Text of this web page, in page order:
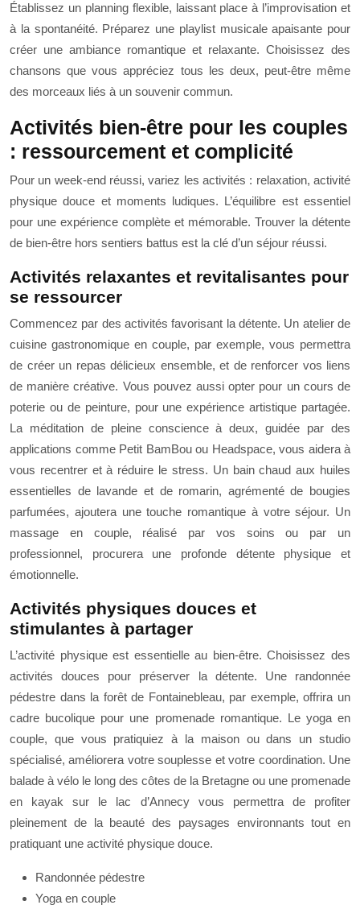
Établissez un planning flexible, laissant place à l’improvisation et
à la spontanéité. Préparez une playlist musicale apaisante pour
créer une ambiance romantique et relaxante. Choisissez des
chansons que vous appréciez tous les deux, peut-être même
des morceaux liés à un souvenir commun.
Activités bien-être pour les couples
: ressourcement et complicité
Pour un week-end réussi, variez les activités : relaxation, activité
physique douce et moments ludiques. L’équilibre est essentiel
pour une expérience complète et mémorable. Trouver la détente
de bien-être hors sentiers battus est la clé d’un séjour réussi.
Activités relaxantes et revitalisantes pour
se ressourcer
Commencez par des activités favorisant la détente. Un atelier de
cuisine gastronomique en couple, par exemple, vous permettra
de créer un repas délicieux ensemble, et de renforcer vos liens
de manière créative. Vous pouvez aussi opter pour un cours de
poterie ou de peinture, pour une expérience artistique partagée.
La méditation de pleine conscience à deux, guidée par des
applications comme Petit BamBou ou Headspace, vous aidera à
vous recentrer et à réduire le stress. Un bain chaud aux huiles
essentielles de lavande et de romarin, agrémenté de bougies
parfumées, ajoutera une touche romantique à votre séjour. Un
massage en couple, réalisé par vos soins ou par un
professionnel, procurera une profonde détente physique et
émotionnelle.
Activités physiques douces et
stimulantes à partager
L’activité physique est essentielle au bien-être. Choisissez des
activités douces pour préserver la détente. Une randonnée
pédestre dans la forêt de Fontainebleau, par exemple, offrira un
cadre bucolique pour une promenade romantique. Le yoga en
couple, que vous pratiquiez à la maison ou dans un studio
spécialisé, améliorera votre souplesse et votre coordination. Une
balade à vélo le long des côtes de la Bretagne ou une promenade
en kayak sur le lac d’Annecy vous permettra de profiter
pleinement de la beauté des paysages environnants tout en
pratiquant une activité physique douce.
Randonnée pédestre
Yoga en couple